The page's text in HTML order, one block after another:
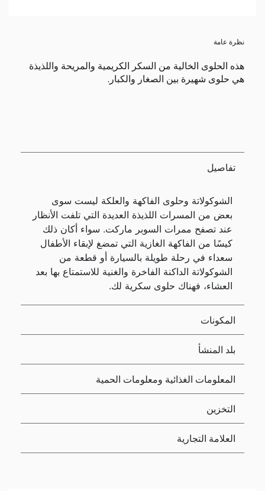
نظرة عامة
هذه الحلوى الخالية من السكر الكريمية والمريحة واللذيذة
هي حلوى شهيرة بين الصغار والكبار.
تفاصيل
الشوكولاتة وحلوى الفاكهة والعلكة ليست سوى
بعض من المسرات اللذيذة العديدة التي تلفت الأنظار
عند تصفح ممرات السوبر ماركت. سواء أكان ذلك
كيسًا من الفاكهة الغازية التي تمضغ لإبقاء الأطفال
سعداء في رحلة طويلة بالسيارة أو قطعة من
الشوكولاتة الداكنة الفاخرة والغنية للاستمتاع بها بعد
العشاء، فهناك حلوى سكرية لك.
المكونات
بلد المنشأ
المعلومات الغذائية ومعلومات الحمية
التخزين
العلامة التجارية